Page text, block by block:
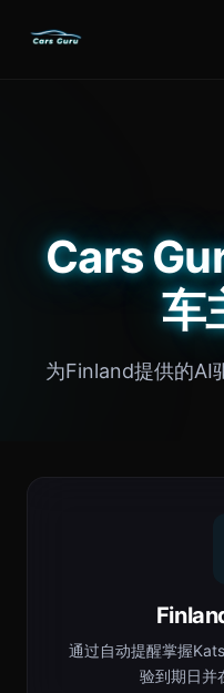
Cars
车
为Finland提供的AI
通过自动提醒掌握
验到期日并